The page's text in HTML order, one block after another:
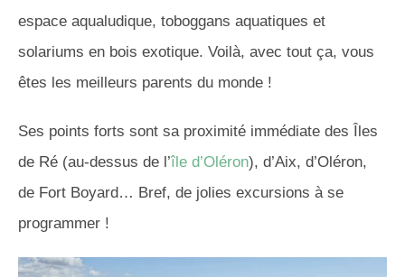
espace aqualudique, toboggans aquatiques et
solariums en bois exotique. Voilà, avec tout ça, vous
êtes les meilleurs parents du monde !
Ses points forts sont sa proximité immédiate des Îles
de Ré (au-dessus de l’île d’Oléron), d’Aix, d’Oléron,
de Fort Boyard… Bref, de jolies excursions à se
programmer !